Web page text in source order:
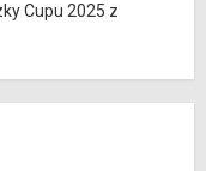
Cupu 2025 z